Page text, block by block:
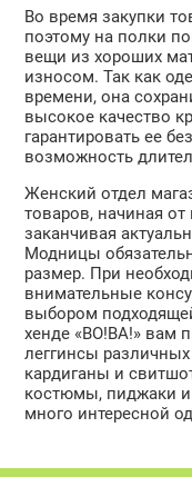
Во время закупки
поэтому на полки
вещи из хороших
износом. Так как
времени, она
высокое качество
гарантировать ее
возможность
Женский отдел
товаров, начиная
заканчивая
Модницы
размер. При
внимательные
выбором
хенде «ВО!ВА!» вам
леггинсы
кардиганы и
костюмы, пиджаки
много интересной